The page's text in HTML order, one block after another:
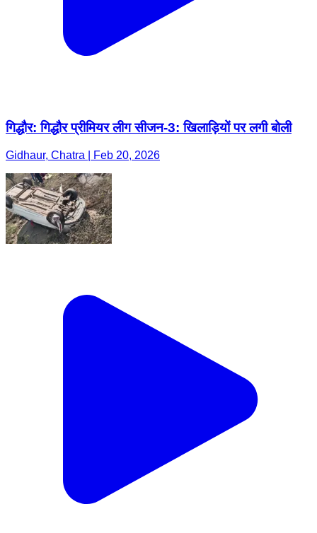
गिद्धौर: गिद्धौर प्रीमियर लीग सीजन-3: खिलाड़ियों पर लगी बोली
Gidhaur, Chatra | Feb 20, 2026